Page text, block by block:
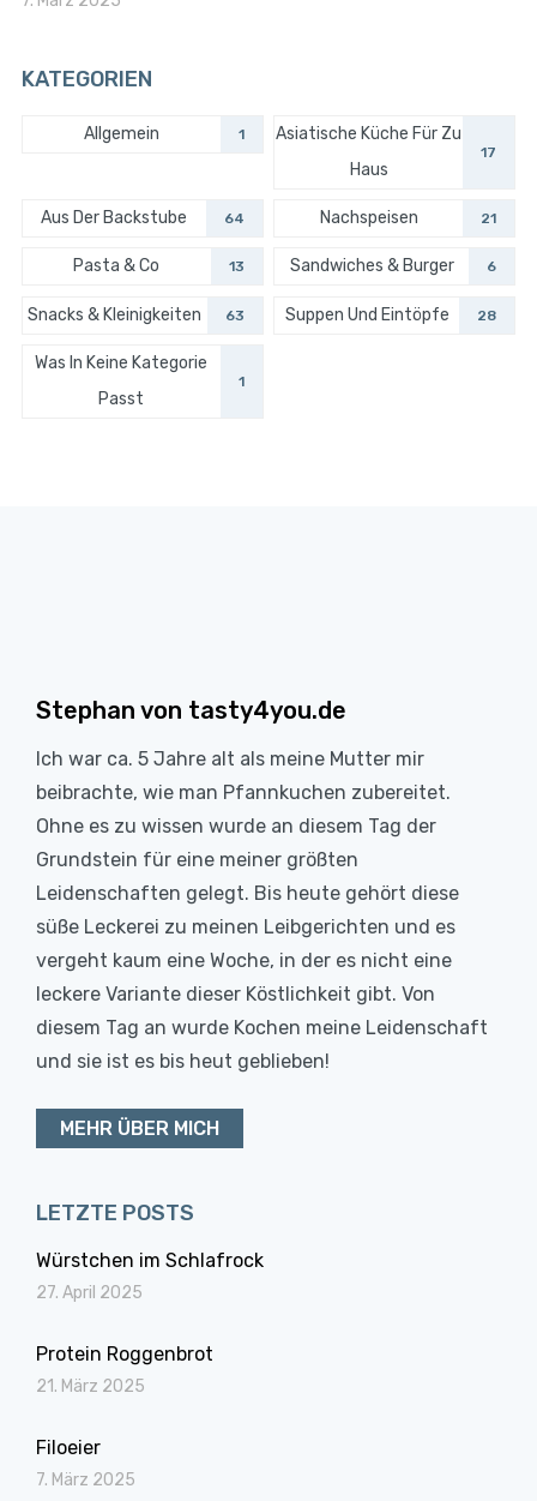
KATEGORIEN
Allgemein 1
Asiatische Küche Für Zu
Haus
17
Aus Der Backstube 64 Nachspeisen 21
Pasta & Co 13 Sandwiches & Burger 6
Snacks & Kleinigkeiten 63 Suppen Und Eintöpfe 28
Was In Keine Kategorie
Passt
1
Stephan von tasty4you.de
Ich war ca. 5 Jahre alt als meine Mutter mir
beibrachte, wie man Pfannkuchen zubereitet.
Ohne es zu wissen wurde an diesem Tag der
Grundstein für eine meiner größten
Leidenschaften gelegt. Bis heute gehört diese
süße Leckerei zu meinen Leibgerichten und es
vergeht kaum eine Woche, in der es nicht eine
leckere Variante dieser Köstlichkeit gibt. Von
diesem Tag an wurde Kochen meine Leidenschaft
und sie ist es bis heut geblieben!
MEHR ÜBER MICH
LETZTE POSTS
Würstchen im Schlafrock
27. April 2025
Protein Roggenbrot
21. März 2025
Filoeier
7. März 2025